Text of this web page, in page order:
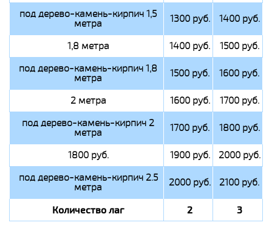
под дерево-камень-кирпич 1,5
метра 1300 руб. 1400 руб.
1,8 метра 1400 руб.
1500 руб.
под дерево-камень-кирпич 1,8
метра 1500 руб. 1600 руб.
2 метра 1600 руб.
1700 руб.
под дерево-камень-кирпич 2
метра 1700 руб. 1800 руб.
1800 руб. 1900 руб.
2000 руб.
под дерево-камень-кирпич 2.5
метра 2000 руб. 2100 руб.
Количество лаг 2 3